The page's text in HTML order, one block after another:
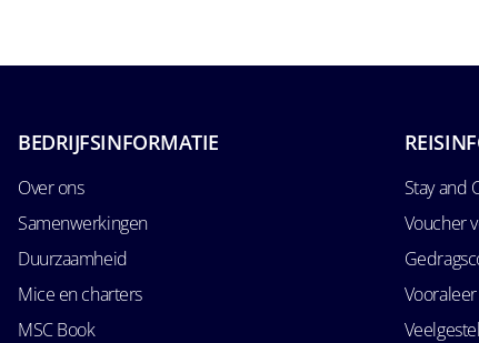
BEDRIJFSINFORMATIE
Over ons
Samenwerkingen
Duurzaamheid
Mice en charters
MSC Book
Stay and
Voucher